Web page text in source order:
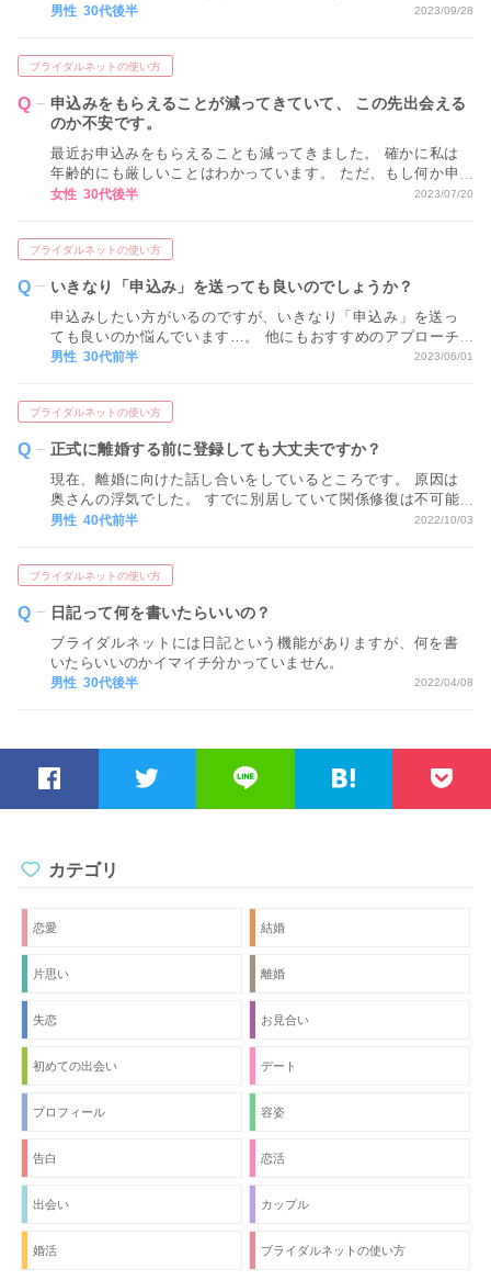
さい。
男性 30代後半 2023/09/28
ブライダルネットの使い方
申込みをもらえることが減ってきていて、 この先出会える
のか不安です。
最近お申込みをもらえることも減ってきました。 確かに私は
年齢的にも厳しいことはわかっています。 ただ、もし何か申
込みをもらうためのコツなどあれば教えていただきたいで
女性 30代後半 2023/07/20
ブライダルネットの使い方
いきなり「申込み」を送っても良いのでしょうか？
申込みしたい方がいるのですが、いきなり「申込み」を送っ
ても良いのか悩んでいます…。 他にもおすすめのアプローチ
方法があれば教えてください！
男性 30代前半 2023/06/01
ブライダルネットの使い方
正式に離婚する前に登録しても大丈夫ですか？
現在、離婚に向けた話し合いをしているところです。 原因は
奥さんの浮気でした。 すでに別居していて関係修復は不可能
です。 一刻も早くお相手を探して新しい出会いを見つけたい
男性 40代前半 2022/10/03
ブライダルネットの使い方
日記って何を書いたらいいの？
ブライダルネットには日記という機能がありますが、何を書
いたらいいのかイマイチ分かっていません。
男性 30代後半 2022/04/08
カテゴリ
恋愛 結婚
片思い 離婚
失恋 お見合い
初めての出会い デート
プロフィール 容姿
告白 恋活
出会い カップル
婚活 ブライダルネットの使い方